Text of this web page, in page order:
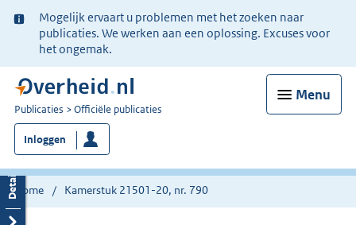
Ter
informatie:
Mogelijk ervaart u problemen met het zoeken naar
publicaties. We werken aan een oplossing. Excuses voor
het ongemak.
Menu
U
bent
nu
hier:
Publicaties Officiële publicaties
Inloggen
Home Kamerstuk 21501-20, nr. 790